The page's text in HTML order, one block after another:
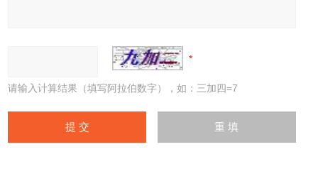
请输入计算结果（填写阿拉伯数字），如：三加四=7